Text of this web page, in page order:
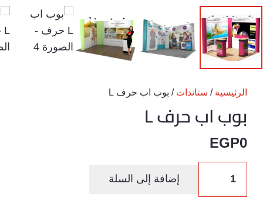
الرئيسية / ستاندات / بوب اب حرف L
بوب اب حرف L
EGP0
بوب
إضافة إلى السلة